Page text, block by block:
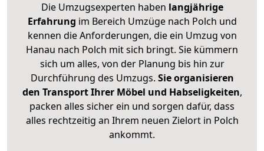
Die Umzugsexperten haben langjährige
Erfahrung im Bereich Umzüge nach Polch und
kennen die Anforderungen, die ein Umzug von
Hanau nach Polch mit sich bringt. Sie kümmern
sich um alles, von der Planung bis hin zur
Durchführung des Umzugs. Sie organisieren
den Transport Ihrer Möbel und Habseligkeiten,
packen alles sicher ein und sorgen dafür, dass
alles rechtzeitig an Ihrem neuen Zielort in Polch
ankommt.